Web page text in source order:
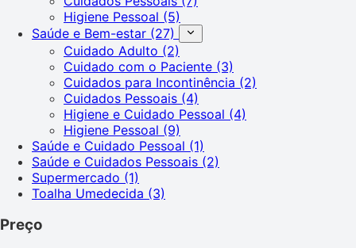
Higiene Pessoal (5)
Saúde e Bem-estar (27)
Cuidado Adulto (2)
Cuidado com o Paciente (3)
Cuidados para Incontinência (2)
Cuidados Pessoais (4)
Higiene e Cuidado Pessoal (4)
Higiene Pessoal (9)
Saúde e Cuidado Pessoal (1)
Saúde e Cuidados Pessoais (2)
Supermercado (1)
Toalha Umedecida (3)
Preço